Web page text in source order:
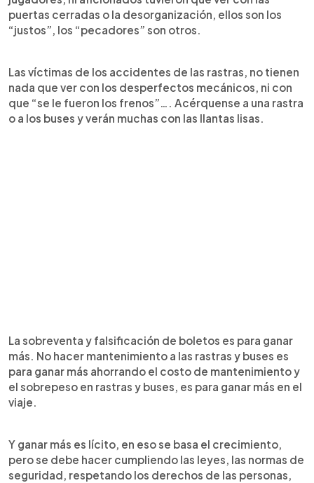
puertas cerradas o la desorganización, ellos son los
“justos”, los “pecadores” son otros.
Las víctimas de los accidentes de las rastras, no tienen
nada que ver con los desperfectos mecánicos, ni con
que “se le fueron los frenos”…. Acérquense a una rastra
o a los buses y verán muchas con las llantas lisas.
La sobreventa y falsificación de boletos es para ganar
más. No hacer mantenimiento a las rastras y buses es
para ganar más ahorrando el costo de mantenimiento y
el sobrepeso en rastras y buses, es para ganar más en el
viaje.
Y ganar más es lícito, en eso se basa el crecimiento,
pero se debe hacer cumpliendo las leyes, las normas de
seguridad, respetando los derechos de las personas,